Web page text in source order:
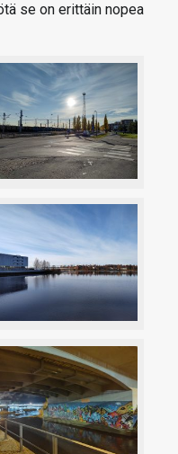
se on erittäin nopea